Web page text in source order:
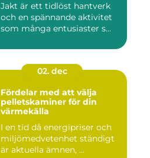
Jakt är ett tidlöst hantverk
och en spännande aktivitet
som många entusiaster s...
02. dec
Fördelar med att välja
pelletskaminer för din
värmekälla
I en tid då energipriser och
miljömedvetenhet ständigt
är aktuella ämnen, ...